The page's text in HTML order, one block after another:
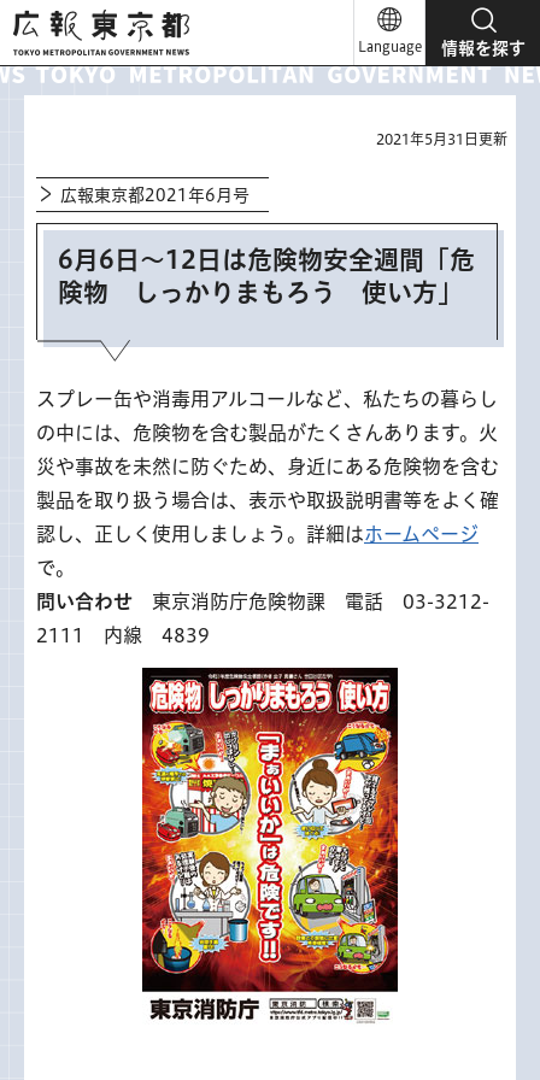
広報東京都
Language 情報を探す
2021年5月31日更新
広報東京都2021年6月号
6月6日～12日は危険物安全週間「危
険物 しっかりまもろう 使い方」
スプレー缶や消毒用アルコールなど、私たちの暮らし
の中には、危険物を含む製品がたくさんあります。火
災や事故を未然に防ぐため、身近にある危険物を含む
製品を取り扱う場合は、表示や取扱説明書等をよく確
認し、正しく使用しましょう。詳細はホームページ
で。
問い合わせ 東京消防庁危険物課 電話 03-3212-
2111 内線 4839